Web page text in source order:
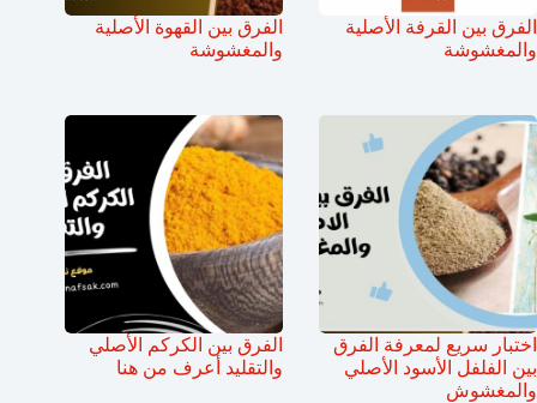
الفرق بين القرفة الأصلية
والمغشوشة
الفرق بين القهوة الأصلية
والمغشوشة
اختبار سريع لمعرفة الفرق
بين الفلفل الأسود الأصلي
والمغشوش
الفرق بين الكركم الأصلي
والتقليد أعرف من هنا